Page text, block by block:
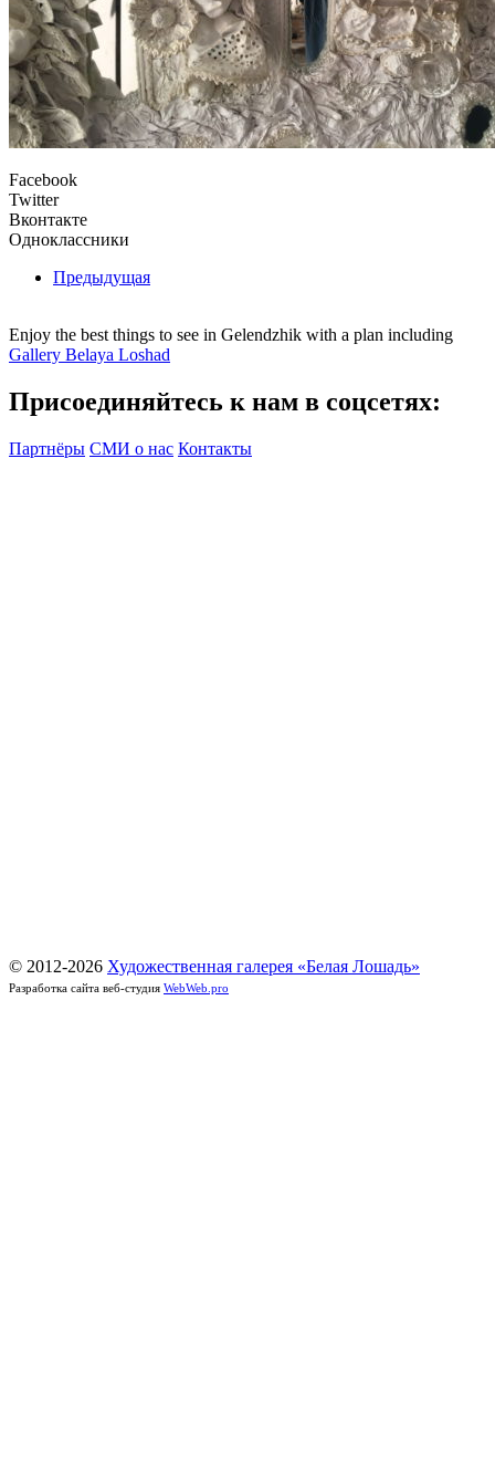
Facebook
Twitter
Вконтакте
Одноклассники
Предыдущая
Enjoy the best things to see in Gelendzhik with a plan including
Gallery Belaya Loshad
Присоединяйтесь к нам в соцсетях:
Партнёры СМИ о нас Контакты
© 2012-2026 Художественная галерея «Белая Лошадь»
Разработка сайта веб-студия WebWeb.pro